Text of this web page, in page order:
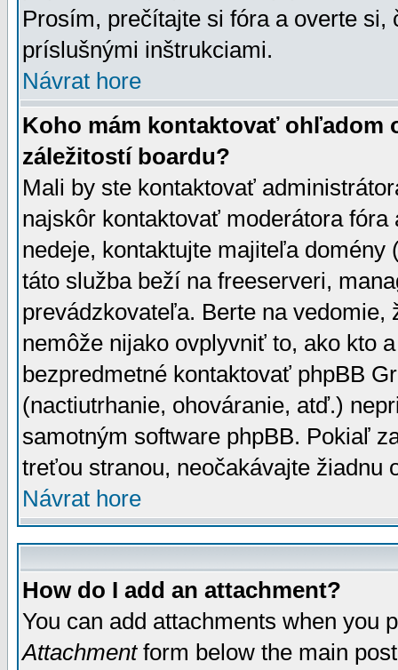
Prosím, prečítajte si fóra a overte
príslušnými inštrukciami.
Návrat hore
Koho mám kontaktovať ohľadom
záležitostí boardu?
Mali by ste kontaktovať
najskôr kontaktovať moderátora
nedeje, kontaktujte majiteľa
táto služba beží na freeserveri,
prevádzkovateľa. Berte na vedomie,
nemôže nijako ovplyvniť to, ako kto
bezpredmetné kontaktovať phpBB
(nactiutrhanie, ohováranie, atď.)
samotným software phpBB. Pokiaľ
treťou stranou, neočakávajte žiadnu
Návrat hore
How do I add an attachment?
You can add attachments when you
Attachmentform below the main